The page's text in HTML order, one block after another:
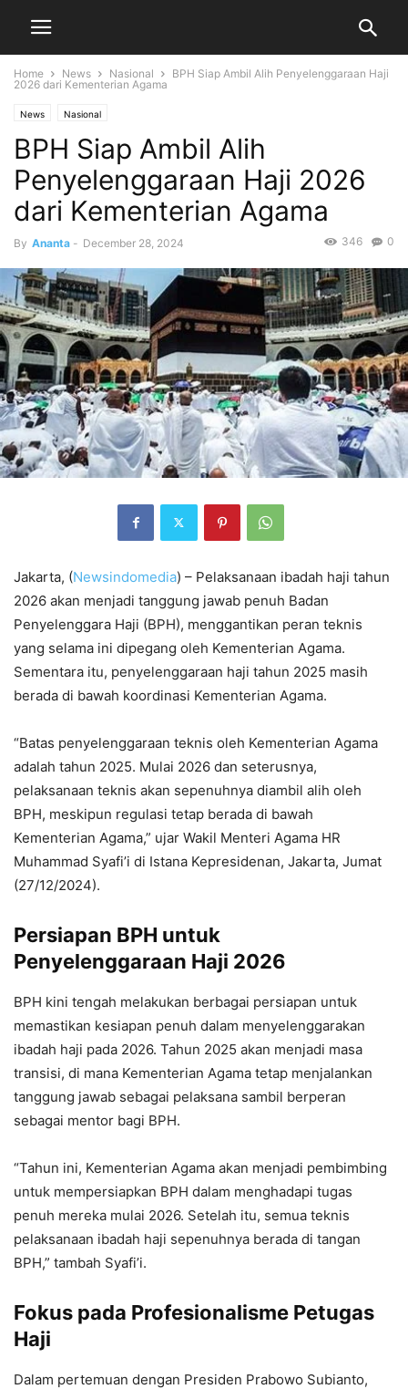
Home News Nasional
BPH Siap Ambil Alih Penyelenggaraan Haji
2026 dari Kementerian Agama
News Nasional
BPH Siap Ambil Alih
Penyelenggaraan Haji 2026
dari Kementerian Agama
By Ananta - December 28, 2024 0
346
Jakarta, (Newsindomedia) – Pelaksanaan ibadah haji tahun
2026 akan menjadi tanggung jawab penuh Badan
Penyelenggara Haji (BPH), menggantikan peran teknis
yang selama ini dipegang oleh Kementerian Agama.
Sementara itu, penyelenggaraan haji tahun 2025 masih
berada di bawah koordinasi Kementerian Agama.
“Batas penyelenggaraan teknis oleh Kementerian Agama
adalah tahun 2025. Mulai 2026 dan seterusnya,
pelaksanaan teknis akan sepenuhnya diambil alih oleh
BPH, meskipun regulasi tetap berada di bawah
Kementerian Agama,” ujar Wakil Menteri Agama HR
Muhammad Syafi’i di Istana Kepresidenan, Jakarta, Jumat
(27/12/2024).
Persiapan BPH untuk
Penyelenggaraan Haji 2026
BPH kini tengah melakukan berbagai persiapan untuk
memastikan kesiapan penuh dalam menyelenggarakan
ibadah haji pada 2026. Tahun 2025 akan menjadi masa
transisi, di mana Kementerian Agama tetap menjalankan
tanggung jawab sebagai pelaksana sambil berperan
sebagai mentor bagi BPH.
“Tahun ini, Kementerian Agama akan menjadi pembimbing
untuk mempersiapkan BPH dalam menghadapi tugas
penuh mereka mulai 2026. Setelah itu, semua teknis
pelaksanaan ibadah haji sepenuhnya berada di tangan
BPH,” tambah Syafi’i.
Fokus pada Profesionalisme Petugas
Haji
Dalam pertemuan dengan Presiden Prabowo Subianto,